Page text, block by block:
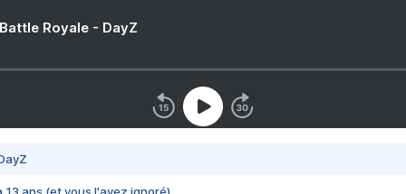
Royale - DayZ